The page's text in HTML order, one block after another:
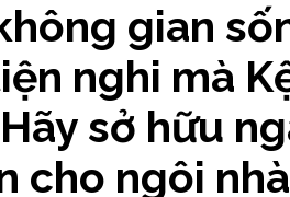
gian
nghi mà
sở hữu
cho ngôi